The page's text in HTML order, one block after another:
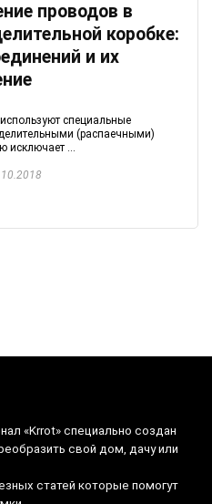
проводов в
коробке:
и их
специальные
(распаечными)
исключает ...
«Krrot» специально создан
свой дом, дачу или
статей которые помогут